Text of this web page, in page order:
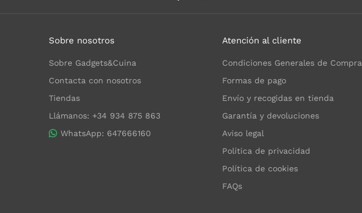
Sobre nosotros
Sobre Gadgets&Cuina
Contacta con nosotros
Tiendas
Llámanos: +34 934 875 863
WhatsApp: 647666160
Atención al cliente
Condiciones Generales de Compra
Formas de pago
Envío y recogidas en tienda
Garantía y devoluciones
Aviso legal
Política de privacidad
Política de cookies
FAQs